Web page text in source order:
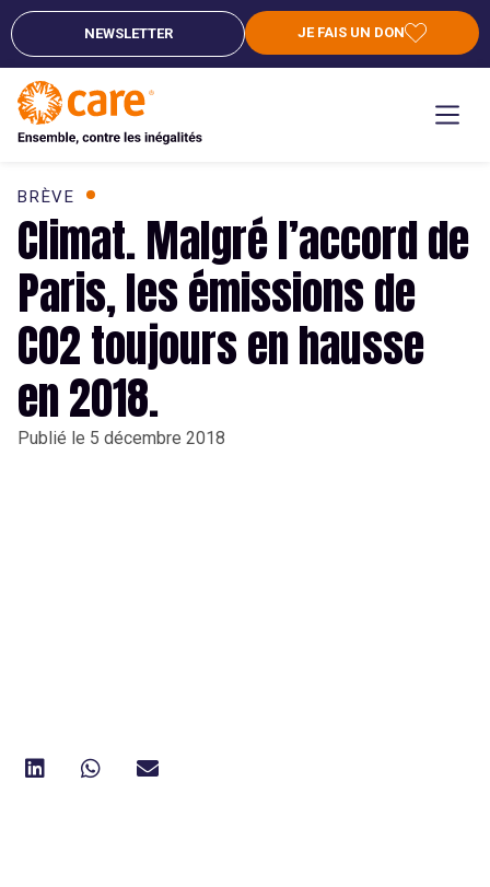
NEWSLETTER JE FAIS UN DON
BRÈVE
Climat. Malgré l’accord de
Paris, les émissions de
CO2 toujours en hausse
en 2018.
Publié le 5 décembre 2018